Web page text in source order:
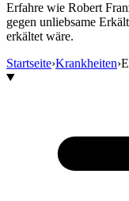
Erfahre wie Robert
gegen unliebsame
erkältet wäre.
Startseite›Krankheiten›